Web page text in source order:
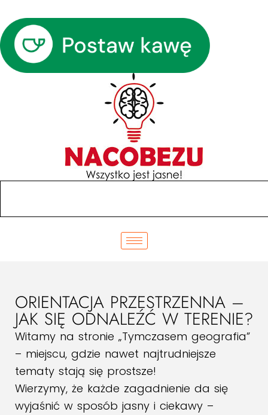
ORIENTACJA PRZESTRZENNA –
JAK SIĘ ODNALEŹĆ W TERENIE?
Witamy na stronie „Tymczasem geografia”
– miejscu, gdzie nawet najtrudniejsze
tematy stają się prostsze!
Wierzymy, że każde zagadnienie da się
wyjaśnić w sposób jasny i ciekawy –